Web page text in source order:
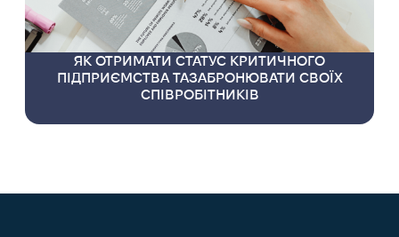
ЯК ОТРИМАТИ СТАТУС КРИТИЧНОГО
ПІДПРИЄМСТВА ТАЗАБРОНЮВАТИ СВОЇХ
СПІВРОБІТНИКІВ